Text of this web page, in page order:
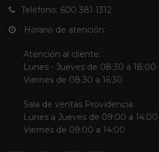
Teléfono: 600 381 1312
Horario de atención:
Atención al cliente:
Lunes - Jueves de 08:30 a 18:00
Viernes de 08:30 a 16:30
Sala de ventas Providencia:
Lunes a Jueves de 09:00 a
Viernes de 09:00 a 14:00